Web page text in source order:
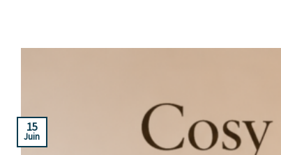
15
Juin